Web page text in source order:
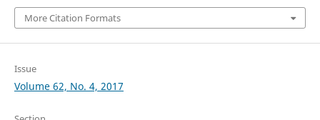
More Citation Formats
Issue
Volume 62, No. 4, 2017